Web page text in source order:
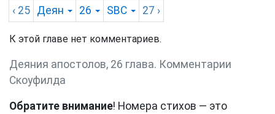
‹ 25 Деян 26 SBC 27 ›
К этой главе нет комментариев.
Деяния апостолов, 26 глава. Комментарии
Скоуфилда
Обратите внимание! Номера стихов — это